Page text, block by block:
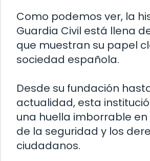
Como podemos ver, la
Guardia Civil está llena
que muestran su papel
sociedad española.
Desde su fundación
actualidad, esta
una huella imborrable
de la seguridad y los
ciudadanos.